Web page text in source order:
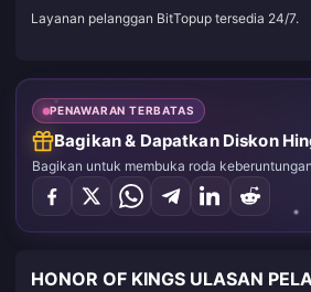
Layanan pelanggan BitTopup tersedia 24/7.
PENAWARAN TERBATAS
Bagikan & Dapatkan Diskon
Bagikan untuk membuka roda
HONOR OF KINGS ULASAN